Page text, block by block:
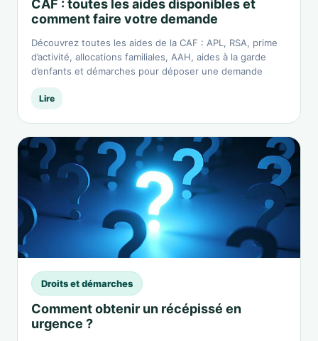
CAF : toutes les aides disponibles et
comment faire votre demande
Découvrez toutes les aides de la CAF : APL, RSA, prime
d’activité, allocations familiales, AAH, aides à la garde
d’enfants et démarches pour déposer une demande
Lire
Droits et démarches
Comment obtenir un récépissé en
urgence ?